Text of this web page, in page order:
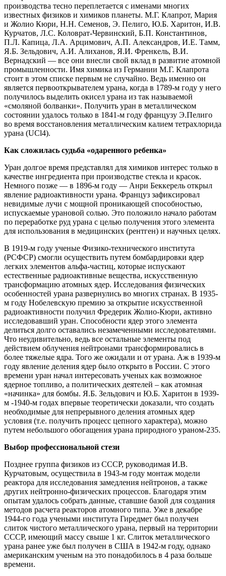
производства тесно переплетается с именами многих
известных физиков и химиков планеты. М.Г. Клапрот, Мария
и Жолио Кюри, Н.Н. Семенов, Э. Пелиго, Ю.Б. Харитон, И.В.
Курчатов, Л.С. Коловрат-Червинский, Б.П. Константинов,
П.Л. Капица, Л.А. Арцимович, А.П. Александров, И.Е. Тамм,
Я.Б. Зельдович, А.И. Алиханов, Я.И. Френкель, В.И.
Вернадский — все они внесли свой вклад в развитие атомной
промышленности. Имя химика из Германии М.Г. Клапрота
стоит в этом списке первым не случайно. Ведь именно он
является первооткрывателем урана, когда в 1789-м году у него
получилось выделить окисел урана из так называемой
«смоляной болванки». Получить уран в металлическом
состоянии удалось только в 1841-м году французу Э.Пелиго
во время восстановления металлическим калием тетрахлорида
урана (UCl4).
Как сложилась судьба «одаренного ребенка»
Уран долгое время представлял для химиков интерес только в
качестве ингредиента при производстве стекла и красок.
Немного позже — в 1896-м году — Анри Беккерель открыл
явление радиоактивности урана. Француз зафиксировал
невидимые лучи с мощной проникающей способностью,
испускаемые урановой солью. Это положило начало работам
по переработке руд урана с целью получения этого элемента
для использования в медицинских (рентген) и научных целях.
В 1919-м году ученые Физико-технического института
(РСФСР) смогли осуществить путем бомбардировки ядер
легких элементов альфа-частиц, которые испускают
естественные радиоактивные вещества, искусственную
трансформацию атомных ядер. Исследования физических
особенностей урана развернулись во многих странах. В 1935-
м году Нобелевскую премию за открытие искусственной
радиоактивности получил Фредерик Жолио-Кюри, активно
исследовавший уран. Способности ядер этого элемента
делиться долго оставались незамеченными исследователями.
Что неудивительно, ведь все остальные элементы под
действием облучения нейтронами трансформировались в
более тяжелые ядра. Того же ожидали и от урана. Аж в 1939-м
году явление деления ядер было открыто в России. С этого
времени уран начал интересовать ученых как возможное
ядерное топливо, а политических деятелей – как атомная
«начинка» для бомбы. Я.Б. Зельдович и Ю.Б. Харитон в 1939-
м -1940-м годах впервые теоретически доказали, что создать
необходимые для непрерывного деления атомных ядер
условия (т.е. получить процесс цепного характера), можно
путем небольшого обогащения урана природного ураном-235.
Выбор профессиональной стези
Позднее группа физиков из СССР, руководимая И.В.
Курчатовым, осуществила в 1943-м году монтаж модели
реактора для исследования замедления нейтронов, а также
других нейтронно-физических процессов. Благодаря этим
опытам удалось собрать данные, ставшие базой для создания
методов расчета реакторов атомного типа. Уже в декабре
1944-го года учеными института Гиредмет был получен
слиток чистого металлического урана, первый на территории
СССР, имеющий массу свыше 1 кг. Слиток металлического
урана ранее уже был получен в США в 1942-м году, однако
американским ученым на это понадобилось в 4 раза больше
времени.